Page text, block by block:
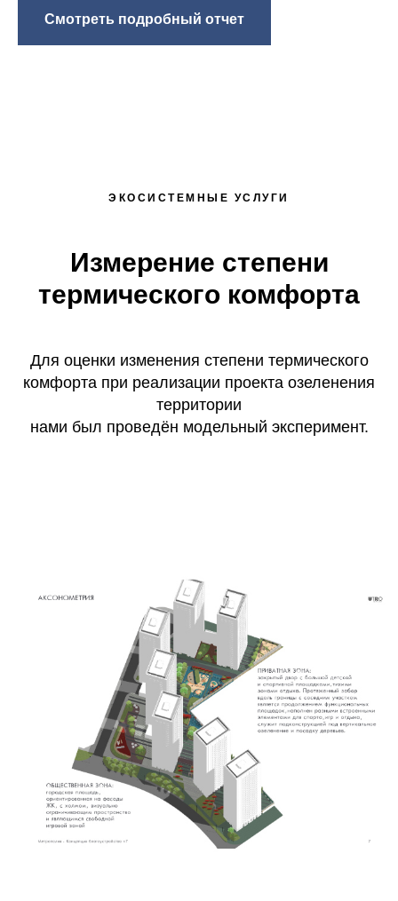
Смотреть подробный отчет
ЭКОСИСТЕМНЫЕ УСЛУГИ
Измерение степени
термического комфорта
Для оценки изменения степени термического
комфорта при реализации проекта озеленения
территории
нами был проведён модельный эксперимент.